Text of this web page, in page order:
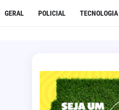
GERAL POLICIAL TECNOLOGIA